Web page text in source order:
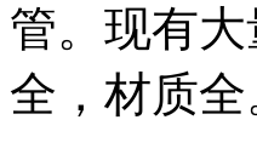
管。现有
全，材质全